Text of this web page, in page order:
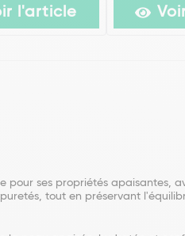
l'article
ses propriétés apaisantes,
tout en préservant